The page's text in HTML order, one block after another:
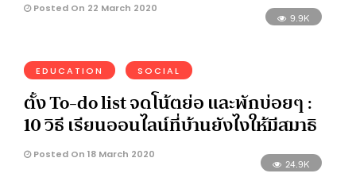
Posted On 22 March 2020
9.9K
EDUCATION SOCIAL
ตั้ง To-do list จดโน้ตย่อ และพักบ่อยๆ :
10 วิธี เรียนออนไลน์ที่บ้านยังไงให้มีสมาธิ
Posted On 18 March 2020
24.9K